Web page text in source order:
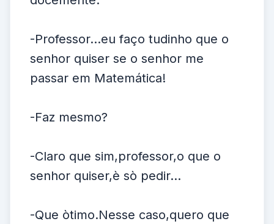
-Professor...eu faço tudinho que o
senhor quiser se o senhor me
passar em Matemática!
-Faz mesmo?
-Claro que sim,professor,o que o
senhor quiser,è sò pedir...
-Que òtimo.Nesse caso,quero que